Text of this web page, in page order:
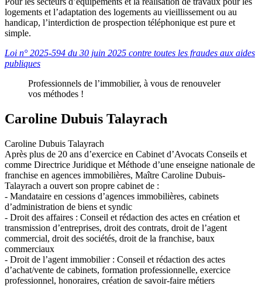
logements et l’adaptation des logements au vieillissement ou au
handicap, l’interdiction de prospection téléphonique est pure et
simple.
Loi n° 2025-594 du 30 juin 2025 contre toutes les fraudes aux aides
publiques
Professionnels de l’immobilier, à vous de renouveler
vos méthodes !
Caroline Dubuis Talayrach
Caroline Dubuis Talayrach
Après plus de 20 ans d’exercice en Cabinet d’Avocats Conseils et
comme Directrice Juridique et Méthode d’une enseigne nationale de
franchise en agences immobilières, Maître Caroline Dubuis-
Talayrach a ouvert son propre cabinet de :
- Mandataire en cessions d’agences immobilières, cabinets
d’administration de biens et syndic
- Droit des affaires : Conseil et rédaction des actes en création et
transmission d’entreprises, droit des contrats, droit de l’agent
commercial, droit des sociétés, droit de la franchise, baux
commerciaux
- Droit de l’agent immobilier : Conseil et rédaction des actes
d’achat/vente de cabinets, formation professionnelle, exercice
professionnel, honoraires, création de savoir-faire métiers